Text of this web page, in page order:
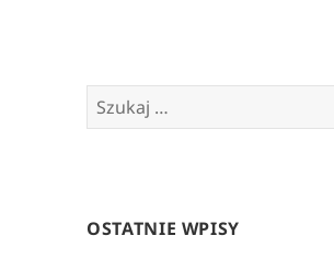
Szukaj:
OSTATNIE WPISY